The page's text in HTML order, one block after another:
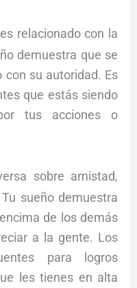
es relacionado con la
demuestra que se
su autoridad. Es
que estás siendo
tus acciones o
sobre amistad,
sueño demuestra
de los demás
a la gente. Los
para logros
les tienes en alta